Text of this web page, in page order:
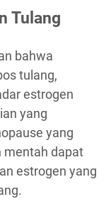
Tulang
bahwa
tulang,
estrogen
yang
yang
mentah dapat
estrogen yang